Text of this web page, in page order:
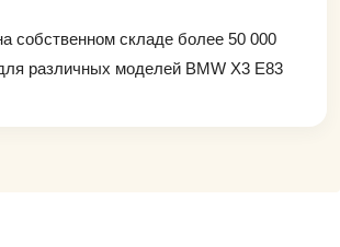
собственном складе более 50 000
различных моделей BMW X3 E83